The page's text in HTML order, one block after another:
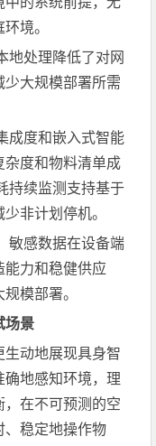
境。
地处理降低了对网
大规模部署所需
成度和嵌入式智能
杂度和物料清单成
持续监测支持基于
非计划停机。
敏感数据在设备端
能力和稳健供应
模部署。
场景
动地展现具身智
确地感知环境，理
在不可预测的空
、稳定地操作物